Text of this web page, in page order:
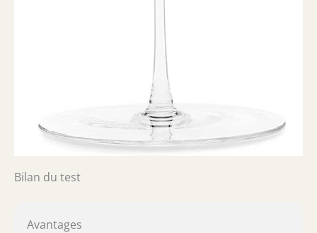
Bilan du test
Avantages